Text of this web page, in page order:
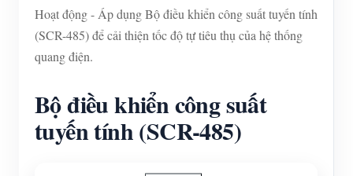
Giám sát năng lượng nhà máy
Câu hỏi thường gặp
Tin tức
Blog
Khám phá
Chương trình khen thưởng
Tiếp xúc
Về chúng tôi
Hoạt động - Áp dụng Bộ điều khiển công suất tuyến tính
(SCR-485) để cải thiện tốc độ tự tiêu thụ của hệ thống
quang điện.
Bộ điều khiển công suất
tuyến tính (SCR-485)